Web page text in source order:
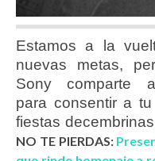
Estamos a la
nuevas metas,
Sony comparte
para consentir a
fiestas
NO TE PIERDAS: